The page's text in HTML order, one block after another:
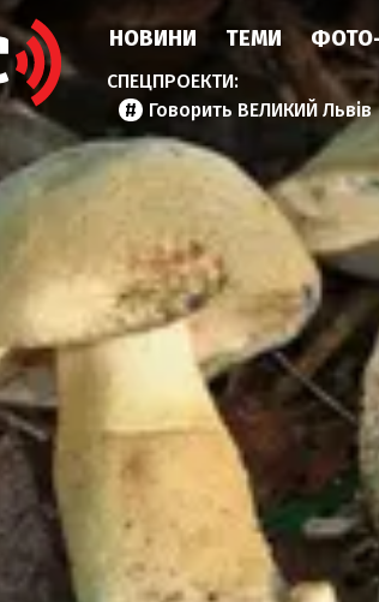
НОВИНИ ТЕМИ
Говорить ВЕЛИКИЙ Львів